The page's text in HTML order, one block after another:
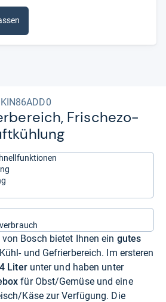
Fri­sche­zo­
Bosch bietet Ihnen ein gutes
und Gefrierbereich. Im ersteren
Literunter und haben unter
für Obst/Gemüse und eine
Käse zur Verfügung. Die